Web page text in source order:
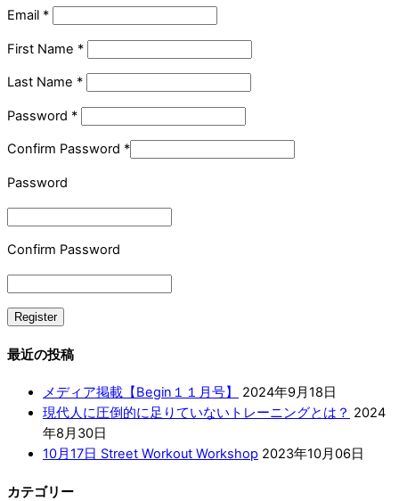
Email *
First Name *
Last Name *
Password *
Confirm Password *
Password
Confirm Password
最近の投稿
メディア掲載【Begin１１月号】
2024年9月18日
現代人に圧倒的に足りていないトレーニングとは？ 2024
年8月30日
10月17日 Street Workout Workshop 2023年10月06日
カテゴリー